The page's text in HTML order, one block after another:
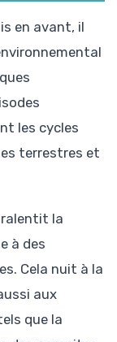
en avant, il
les cycles
terrestres et
ralentit la
à des
Cela nuit à la
aux
que la